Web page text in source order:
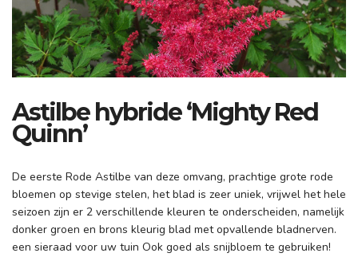
Astilbe hybride ‘Mighty Red
Quinn’
De eerste Rode Astilbe van deze omvang, prachtige grote rode
bloemen op stevige stelen, het blad is zeer uniek, vrijwel het hele
seizoen zijn er 2 verschillende kleuren te onderscheiden, namelijk
donker groen en brons kleurig blad met opvallende bladnerven.
een sieraad voor uw tuin Ook goed als snijbloem te gebruiken!